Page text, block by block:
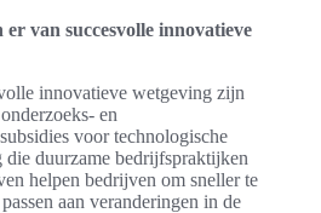
van succesvolle innovatieve
innovatieve wetgeving zijn
en
voor technologische
duurzame bedrijfspraktijken
helpen bedrijven om sneller te
aan veranderingen in de